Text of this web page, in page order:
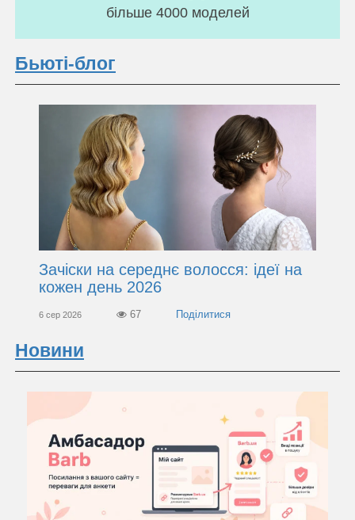
більше 4000 моделей
Бьюті-блог
Зачіски на середнє волосся: ідеї на
кожен день 2026
6 сер 2026 67
Новини